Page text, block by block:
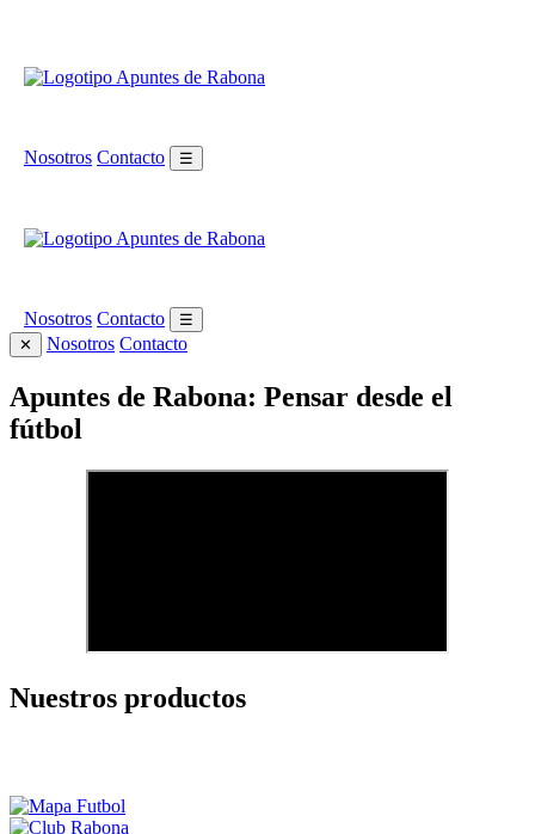
Nosotros Contacto ☰
Nosotros Contacto
☰
✕
Nosotros Contacto
Apuntes de Rabona: Pensar desde el
fútbol
Nuestros productos